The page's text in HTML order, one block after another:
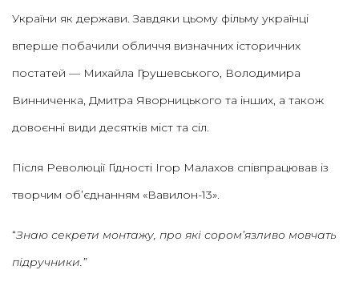
України як держави. Завдяки цьому фільму українці
вперше побачили обличчя визначних історичних
постатей — Михайла Грушевського, Володимира
Винниченка, Дмитра Яворницького та інших, а також
довоєнні види десятків міст та сіл.
Після Революції Гідності Ігор Малахов співпрацював із
творчим об’єднанням «Вавилон-13».
“Знаю секрети монтажу, про які сором’язливо мовчать
підручники.”